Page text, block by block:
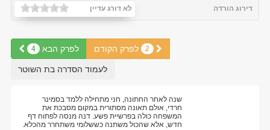
לא דורג עדיין דירוג הורדה
לפרק הבא 4 2 לפרק הקודם
לעמוד הסדרה בת השוטר
שנה לאחר החתונה, חני מתחילה ללמד בסמינר
חרדי, אולם תאונה מסתורית במקום מסבכת את
המשפחה כולה בפרשיית פשע. דנה מנסה לפתוח דף
חדש, אלא שהכול משתנה כששלומי משתחרר מהכלא.